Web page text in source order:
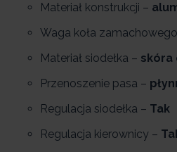
Materiał konstrukcji –
Waga koła
Materiał siodełka – skóra
Przenoszenie pasa –
Regulacja siodełka – Tak
Regulacja kierownicy –